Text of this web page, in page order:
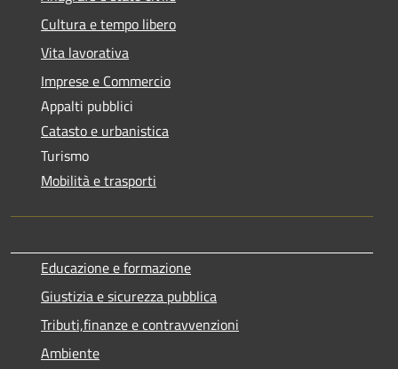
Cultura e tempo libero
Vita lavorativa
Imprese e Commercio
Appalti pubblici
Catasto e urbanistica
Turismo
Mobilità e trasporti
Educazione e formazione
Giustizia e sicurezza pubblica
Tributi,finanze e contravvenzioni
Ambiente